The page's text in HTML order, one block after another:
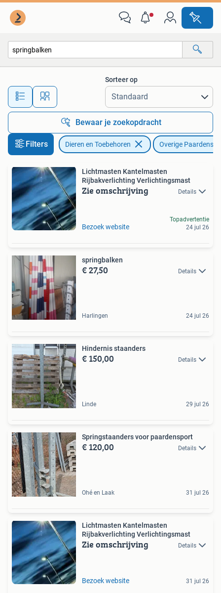
Alle afstanden…
Sorteer op
Bewaar je zoekopdracht
Filters Dieren en Toebehoren Overige
Lichtmasten Kantelmasten
Rijbakverlichting Verlichtingsmast
Zie omschrijving Details
Bezoek website
Topadvertentie
24 jul 26
springbalken
€ 27,50 Details
Harlingen 24 jul 26
Hindernis staanders
€ 150,00 Details
Linde 29 jul 26
Springstaanders voor paardensport
€ 120,00 Details
Ohé en Laak 31 jul 26
Lichtmasten Kantelmasten
Rijbakverlichting Verlichtingsmast
Zie omschrijving Details
Bezoek website 31 jul 26